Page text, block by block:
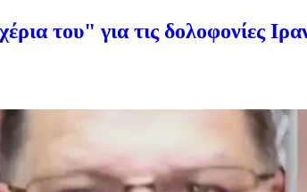
του" για τις δολοφονίες